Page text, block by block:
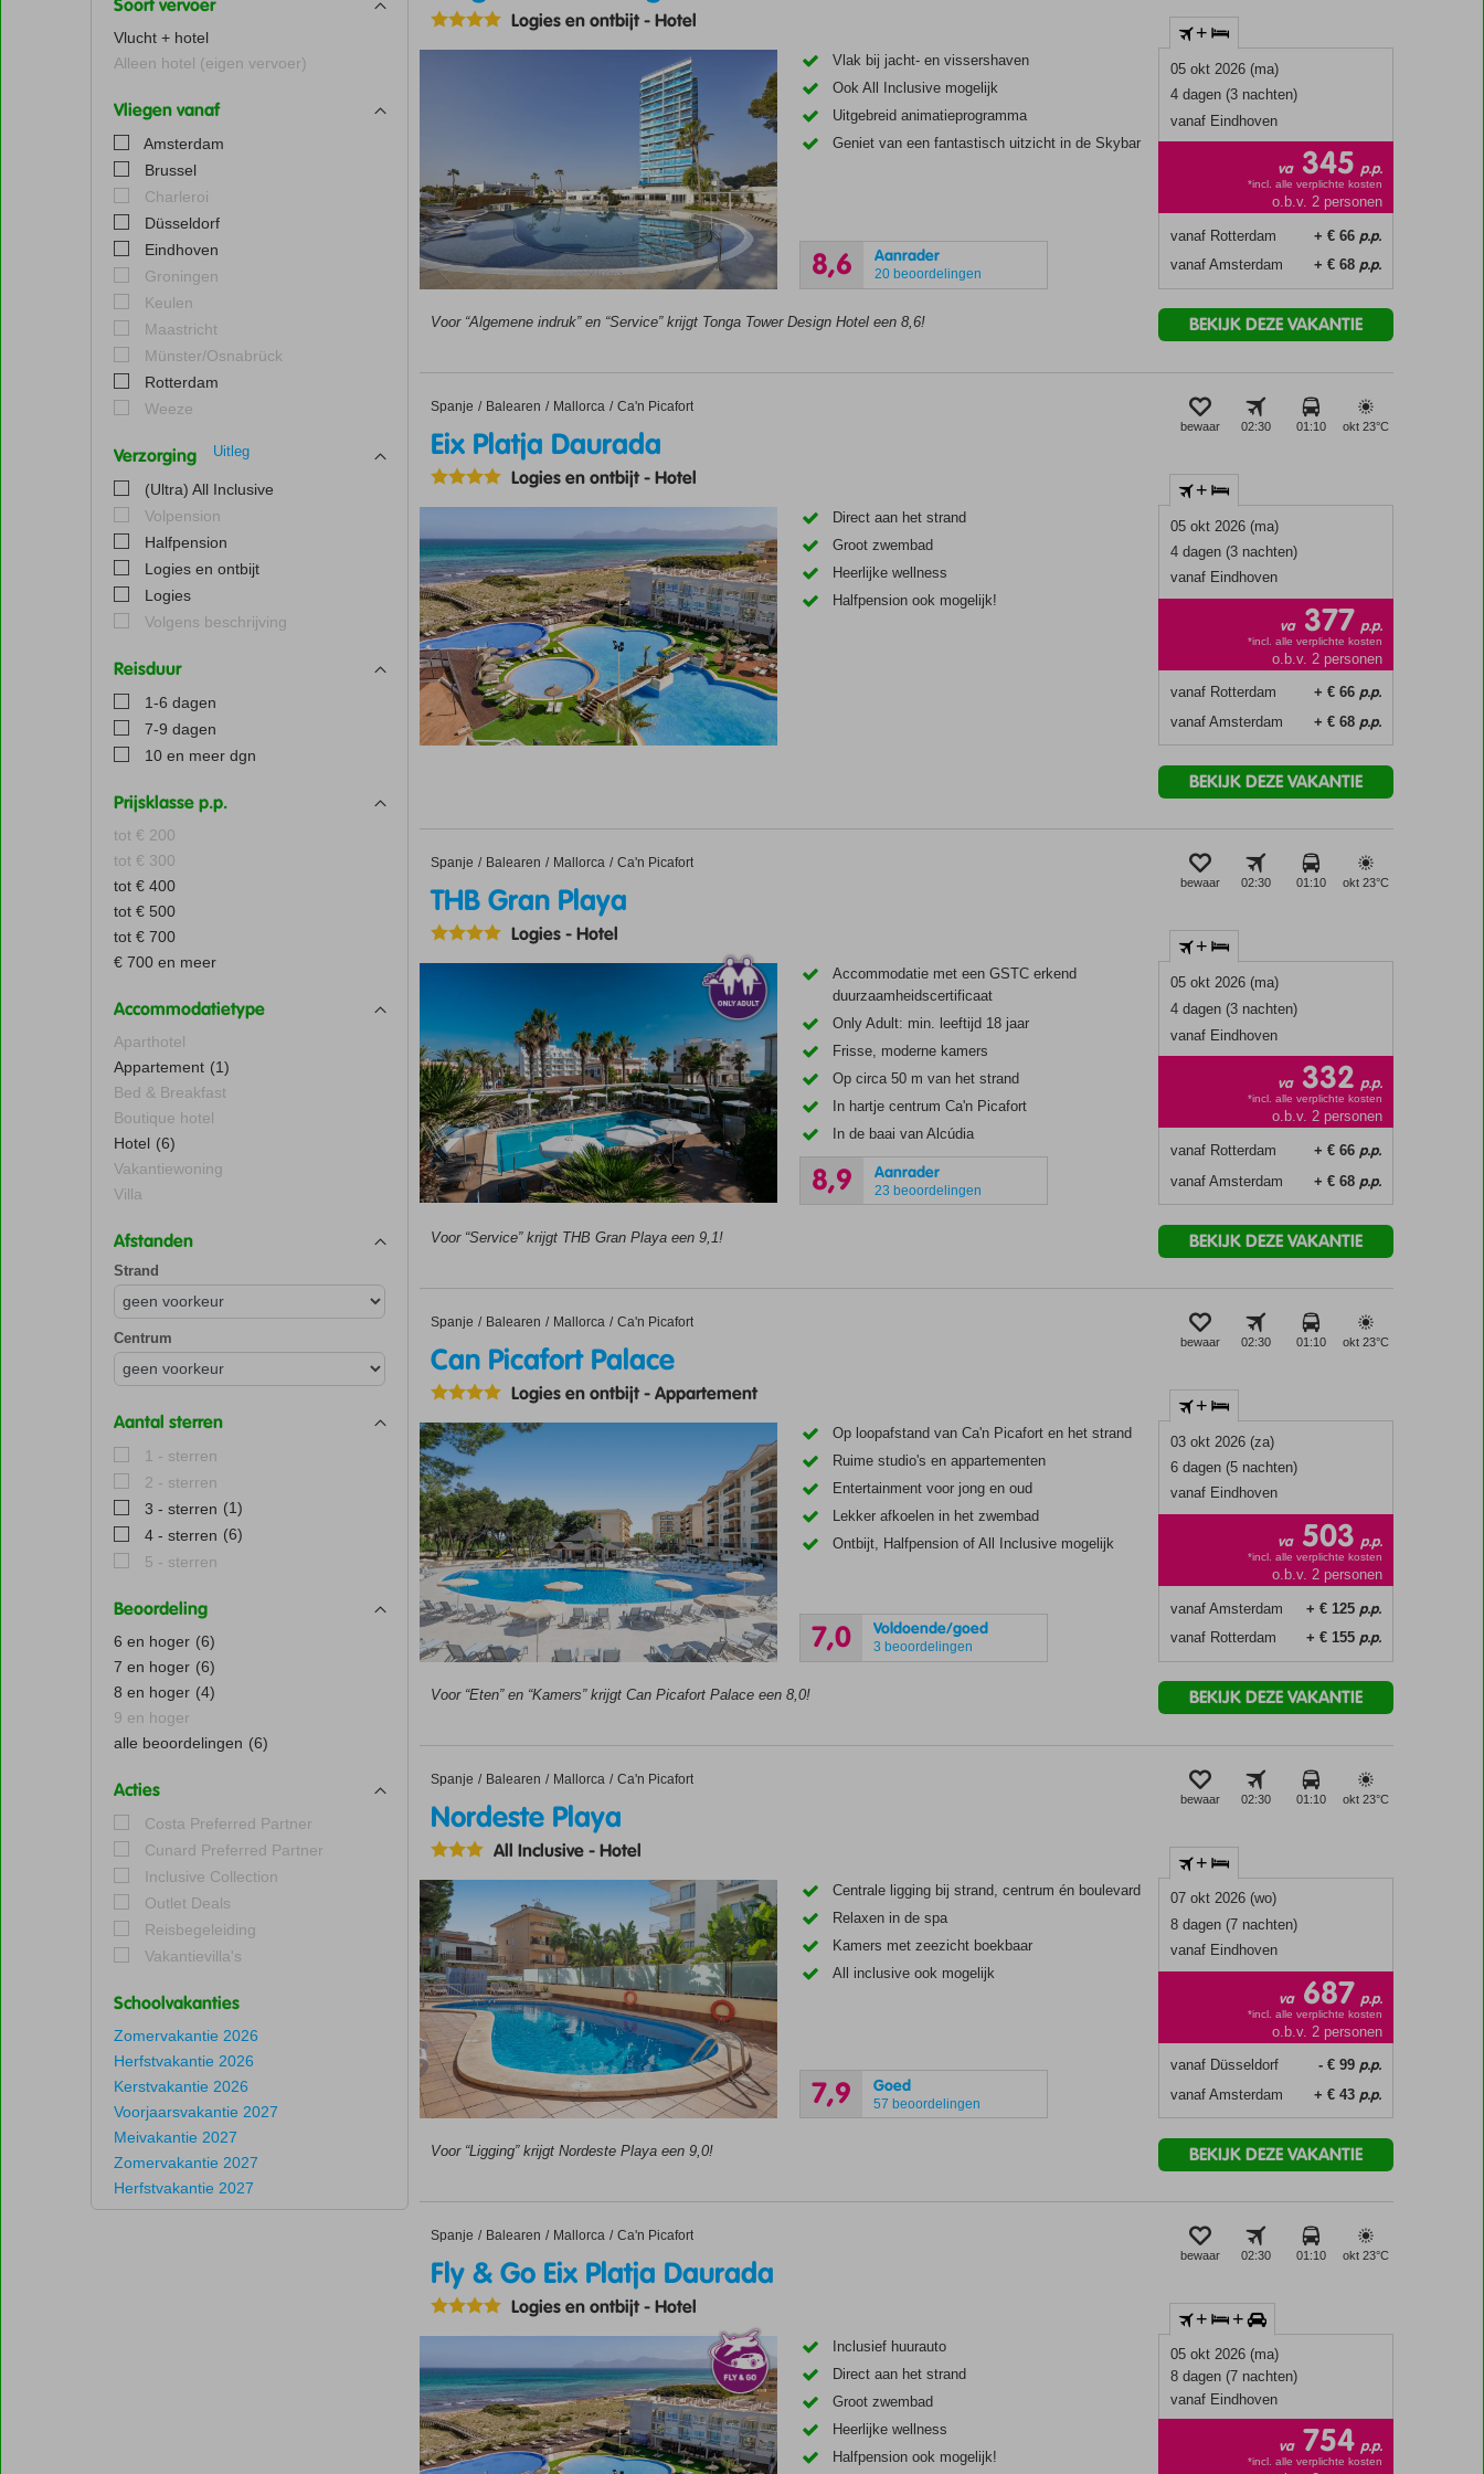
Soort vervoer
Vlucht + hotel
Alleen hotel (eigen vervoer)
Vliegen vanaf
Amsterdam
Brussel
Charleroi
Düsseldorf
Eindhoven
Groningen
Keulen
Maastricht
Münster/Osnabrück
Rotterdam
Weeze
Verzorging Uitleg
(Ultra) All Inclusive
Volpension
Halfpension
Logies en ontbijt
Logies
Volgens beschrijving
Reisduur
1-6 dagen
7-9 dagen
10 en meer dgn
Prijsklasse p.p.
tot € 200
tot € 300
tot € 400
tot € 500
tot € 700
€ 700 en meer
Accommodatietype
Aparthotel
Appartement (1)
Bed & Breakfast
Boutique hotel
Hotel (6)
Vakantiewoning
Villa
Afstanden
Strand
Centrum
Aantal sterren
1 - sterren
2 - sterren
3 - sterren (1)
4 - sterren (6)
5 - sterren
Beoordeling
6 en hoger (6)
7 en hoger (6)
8 en hoger (4)
9 en hoger
alle beoordelingen (6)
Acties
Costa Preferred Partner
Cunard Preferred Partner
Inclusive Collection
Outlet Deals
Reisbegeleiding
Vakantievilla's
Schoolvakanties
Zomervakantie 2026
Herfstvakantie 2026
Kerstvakantie 2026
Voorjaarsvakantie 2027
Meivakantie 2027
Zomervakantie 2027
Herfstvakantie 2027
Logies en ontbijt-Hotel
Vlak bij jacht- en vissershaven
Ook All Inclusive mogelijk
Uitgebreid animatieprogramma
Geniet van een fantastisch uitzicht in de Skybar
8,6 Aanrader
20 beoordelingen
+
05 okt 2026 (ma)
4 dagen (3 nachten)
vanaf Eindhoven
va 345 p.p.
*incl. alle verplichte kosten
o.b.v. 2 personen
vanaf Rotterdam + € 66 p.p.
vanaf Amsterdam + € 68 p.p.
Voor “Algemene indruk” en “Service” krijgt Tonga Tower Design Hotel een 8,6! BEKIJK DEZE VAKANTIE
Home
Spanje Balearen Mallorca Ca'n Picafort
Eix Platja Daurada
Eix Platja Daurada
Logies en ontbijt-Hotel
bewaar 02:30 01:10 okt 23°C
Direct aan het strand
Groot zwembad
Heerlijke wellness
Halfpension ook mogelijk!
+
05 okt 2026 (ma)
4 dagen (3 nachten)
vanaf Eindhoven
va 377 p.p.
*incl. alle verplichte kosten
o.b.v. 2 personen
vanaf Rotterdam + € 66 p.p.
vanaf Amsterdam + € 68 p.p.
BEKIJK DEZE VAKANTIE
Home
Spanje Balearen Mallorca Ca'n Picafort
THB Gran Playa
THB Gran Playa
Logies-Hotel
bewaar 02:30 01:10 okt 23°C
Accommodatie met een GSTC erkend
duurzaamheidscertificaat
Only Adult: min. leeftijd 18 jaar
Frisse, moderne kamers
Op circa 50 m van het strand
In hartje centrum Ca'n Picafort
In de baai van Alcúdia
8,9 Aanrader
23 beoordelingen
+
05 okt 2026 (ma)
4 dagen (3 nachten)
vanaf Eindhoven
va 332 p.p.
*incl. alle verplichte kosten
o.b.v. 2 personen
vanaf Rotterdam + € 66 p.p.
vanaf Amsterdam + € 68 p.p.
Voor “Service” krijgt THB Gran Playa een 9,1! BEKIJK DEZE VAKANTIE
Home
Spanje Balearen Mallorca Ca'n Picafort
Can Picafort Palace
Can Picafort Palace
Logies en ontbijt-Appartement
bewaar 02:30 01:10 okt 23°C
Op loopafstand van Ca'n Picafort en het strand
Ruime studio's en appartementen
Entertainment voor jong en oud
Lekker afkoelen in het zwembad
Ontbijt, Halfpension of All Inclusive mogelijk
7,0 Voldoende/goed
3 beoordelingen
+
03 okt 2026 (za)
6 dagen (5 nachten)
vanaf Eindhoven
va 503 p.p.
*incl. alle verplichte kosten
o.b.v. 2 personen
vanaf Amsterdam + € 125 p.p.
vanaf Rotterdam + € 155 p.p.
Voor “Eten” en “Kamers” krijgt Can Picafort Palace een 8,0! BEKIJK DEZE VAKANTIE
Home
Spanje Balearen Mallorca Ca'n Picafort
Nordeste Playa
Nordeste Playa
All Inclusive-Hotel
bewaar 02:30 01:10 okt 23°C
Centrale ligging bij strand, centrum én boulevard
Relaxen in de spa
Kamers met zeezicht boekbaar
All inclusive ook mogelijk
7,9 Goed
57 beoordelingen
+
07 okt 2026 (wo)
8 dagen (7 nachten)
vanaf Eindhoven
va 687 p.p.
*incl. alle verplichte kosten
o.b.v. 2 personen
vanaf Düsseldorf - € 99 p.p.
vanaf Amsterdam + € 43 p.p.
Voor “Ligging” krijgt Nordeste Playa een 9,0! BEKIJK DEZE VAKANTIE
Home
Spanje Balearen Mallorca Ca'n Picafort
Fly & Go Eix Platja Daurada
Fly & Go Eix Platja Daurada
Logies en ontbijt-Hotel
bewaar 02:30 01:10 okt 23°C
Inclusief huurauto
Direct aan het strand
Groot zwembad
Heerlijke wellness
Halfpension ook mogelijk!
+ +
05 okt 2026 (ma)
8 dagen (7 nachten)
vanaf Eindhoven
va 754 p.p.
*incl. alle verplichte kosten